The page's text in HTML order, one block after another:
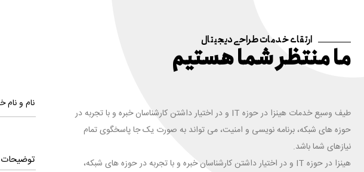
ارتقای خدمات طراحی دیجیتال
ما منتظر شما هستیم
طیف وسیع خدمات هینزا در حوزه IT و در اختیار داشتن کارشناسان خبره و با تجربه در
حوزه های شبکه، برنامه نویسی و امنیت، می تواند به صورت یک جا پاسخگوی تمام
نیازهای شما باشد.
هینزا در حوزه IT و در اختیار داشتن کارشناسان خبره و با تجربه در حوزه های شبکه،